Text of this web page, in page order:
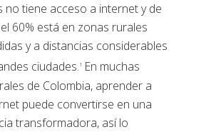
no tiene acceso a internet y de
60% está en zonas rurales
y a distancias considerables
ciudades.1 En muchas
de Colombia, aprender a
puede convertirse en una
transformadora, así lo